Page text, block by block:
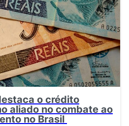
o crédito
aliado no combate ao
no Brasil